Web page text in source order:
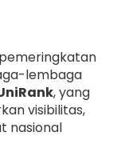
lembaga
, yang
visibilitas,
nasional